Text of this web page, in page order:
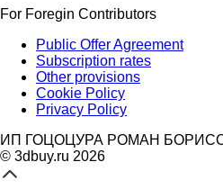
For Foregin Contributors
Public Offer Agreement
Subscription rates
Other provisions
Cookie Policy
Privacy Policy
ИП ГОЦОЦУРА РОМАН
© 3dbuy.ru 2026